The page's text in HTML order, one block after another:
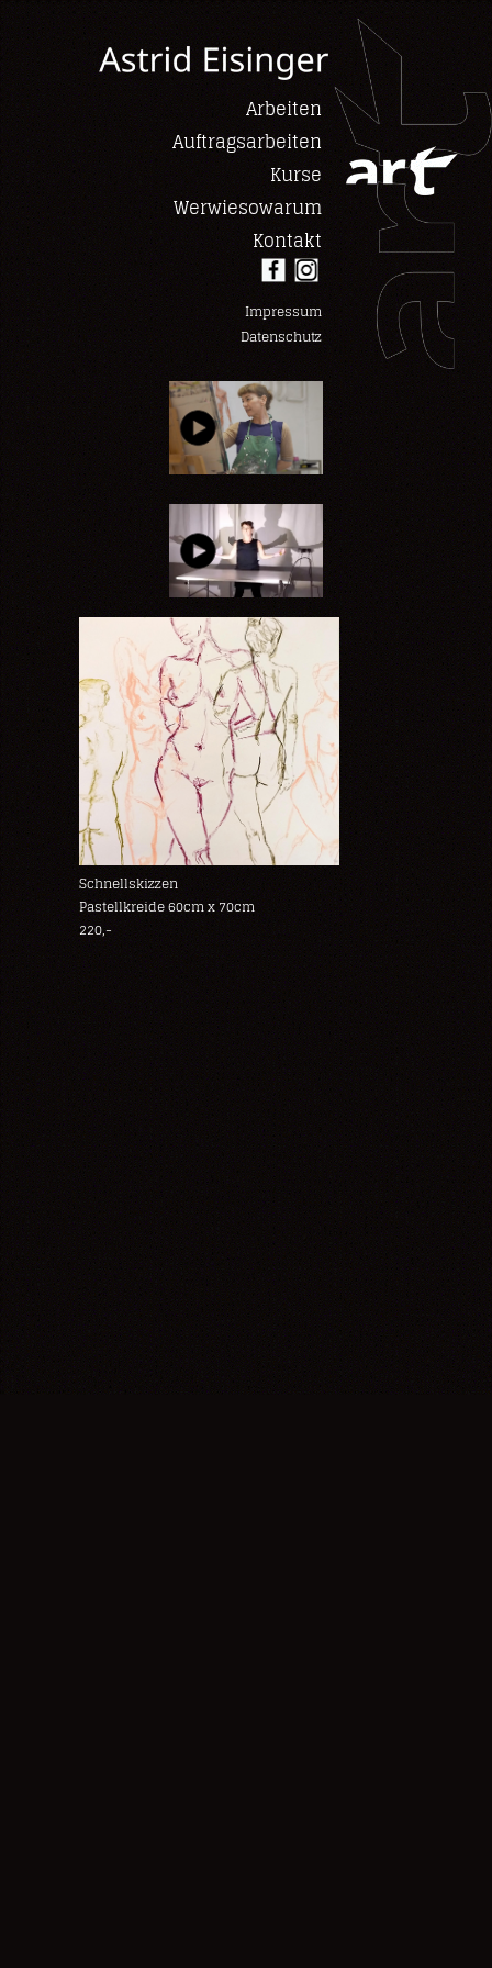
Arbeiten
Auftragsarbeiten
Kurse
Werwiesowarum
Kontakt
Impressum
Datenschutz
Schnellskizzen
Pastellkreide 60cm x 70cm
220,-